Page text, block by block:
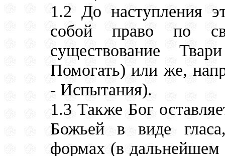
1.2 До наступления
собой право по
существование
Помогать) или же,
- Испытания).
1.3 Также Бог
Божьей в виде
формах (в